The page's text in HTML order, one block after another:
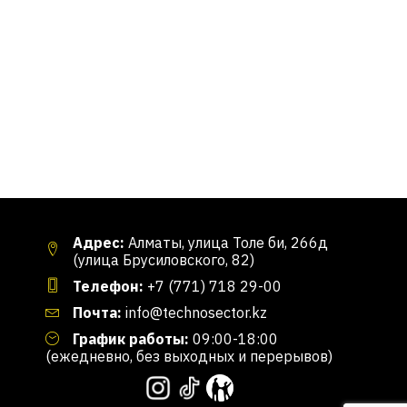
Адрес: Алматы, улица Толе би, 266д
(улица Брусиловского, 82)
Телефон: +7 (771) 718 29-00
Почта: info@technosector.kz
График работы: 09:00-18:00
(ежедневно, без выходных и перерывов)